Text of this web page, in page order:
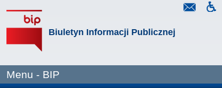
Biuletyn Informacji Publicznej
Menu - BIP